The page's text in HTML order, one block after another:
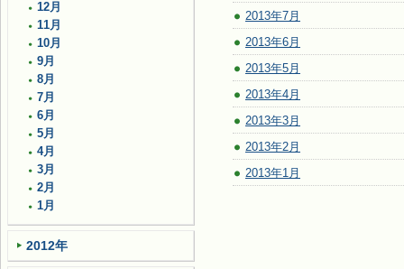
2013年7月
2013年6月
2013年5月
2013年4月
2013年3月
2013年2月
2013年1月
12月
11月
10月
9月
8月
7月
6月
5月
4月
3月
2月
1月
2012年